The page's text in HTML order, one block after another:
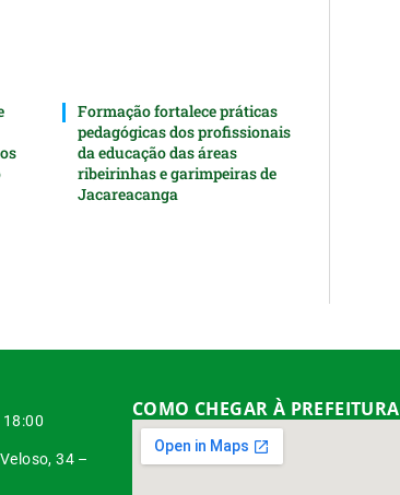
Formação fortalece práticas
pedagógicas dos profissionais
da educação das áreas
ribeirinhas e garimpeiras de
Jacareacanga
18:00
34 –
COMO CHEGAR À PREFEITURA